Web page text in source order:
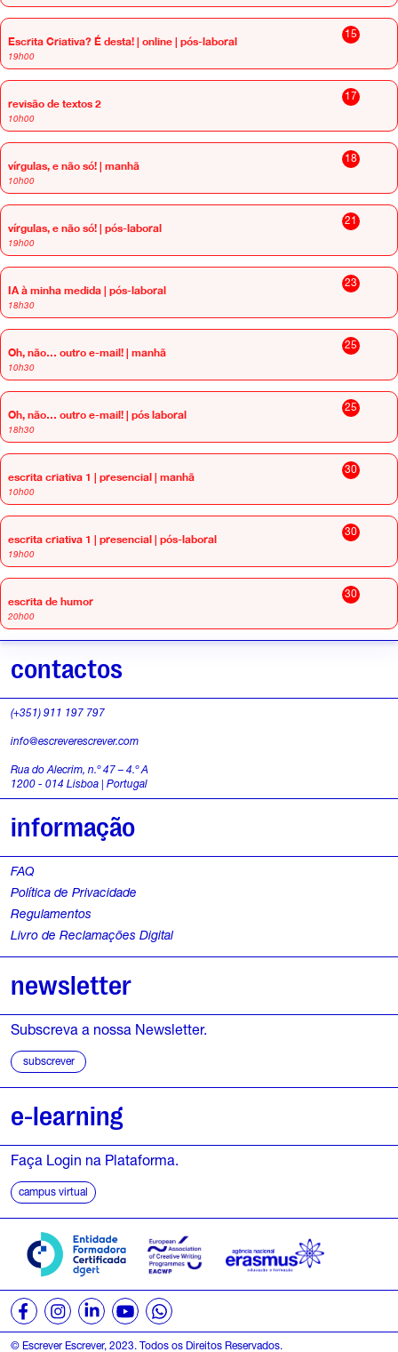
15
Escrita Criativa? É desta! | online | pós-laboral
19h00
17
revisão de textos 2
10h00
18
vírgulas, e não só! | manhã
10h00
21
vírgulas, e não só! | pós-laboral
19h00
23
IA à minha medida | pós-laboral
18h30
25
Oh, não… outro e-mail! | manhã
10h30
25
Oh, não… outro e-mail! | pós laboral
18h30
30
escrita criativa 1 | presencial | manhã
10h00
30
escrita criativa 1 | presencial | pós-laboral
19h00
30
escrita de humor
20h00
contactos
(+351) 911 197 797
info@escreverescrever.com
Rua do Alecrim, n.º 47 – 4.º A
1200 - 014 Lisboa | Portugal
informação
FAQ
Política de Privacidade
Regulamentos
Livro de Reclamações Digital
newsletter
Subscreva a nossa Newsletter.
subscrever
e-learning
Faça Login na Plataforma.
campus virtual
© Escrever Escrever, 2023. Todos os Direitos Reservados.